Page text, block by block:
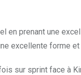
prenant une
excellente forme
sur sprint face à